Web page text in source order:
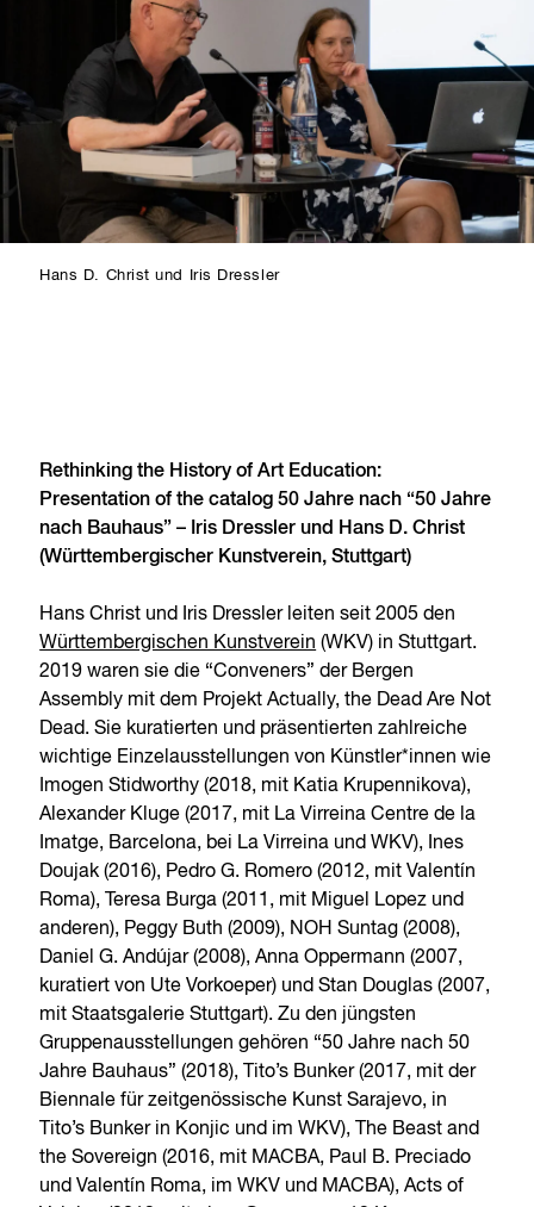
Hans D. Christ und Iris Dressler
Rethinking the History of Art Education:
Presentation of the catalog 50 Jahre nach “50 Jahre
nach Bauhaus” – Iris Dressler und Hans D. Christ
(Württembergischer Kunstverein, Stuttgart)
Hans Christ und Iris Dressler leiten seit 2005 den
Württembergischen Kunstverein (WKV) in Stuttgart.
2019 waren sie die “Conveners” der Bergen
Assembly mit dem Projekt Actually, the Dead Are Not
Dead. Sie kuratierten und präsentierten zahlreiche
wichtige Einzelausstellungen von Künstler*innen wie
Imogen Stidworthy (2018, mit Katia Krupennikova),
Alexander Kluge (2017, mit La Virreina Centre de la
Imatge, Barcelona, bei La Virreina und WKV), Ines
Doujak (2016), Pedro G. Romero (2012, mit Valentín
Roma), Teresa Burga (2011, mit Miguel Lopez und
anderen), Peggy Buth (2009), NOH Suntag (2008),
Daniel G. Andújar (2008), Anna Oppermann (2007,
kuratiert von Ute Vorkoeper) und Stan Douglas (2007,
mit Staatsgalerie Stuttgart). Zu den jüngsten
Gruppenausstellungen gehören “50 Jahre nach 50
Jahre Bauhaus” (2018), Tito’s Bunker (2017, mit der
Biennale für zeitgenössische Kunst Sarajevo, in
Tito’s Bunker in Konjic und im WKV), The Beast and
the Sovereign (2016, mit MACBA, Paul B. Preciado
und Valentín Roma, im WKV und MACBA), Acts of